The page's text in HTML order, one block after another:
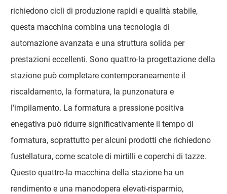
richiedono cicli di produzione rapidi e qualità stabile,
questa macchina combina una tecnologia di
automazione avanzata e una struttura solida per
prestazioni eccellenti. Sono quattro-la progettazione della
stazione può completare contemporaneamente il
riscaldamento, la formatura, la punzonatura e
l'impilamento. La formatura a pressione positiva
enegativa può ridurre significativamente il tempo di
formatura, soprattutto per alcuni prodotti che richiedono
fustellatura, come scatole di mirtilli e coperchi di tazze.
Questo quattro-la macchina della stazione ha un
rendimento e una manodopera elevati-risparmio,